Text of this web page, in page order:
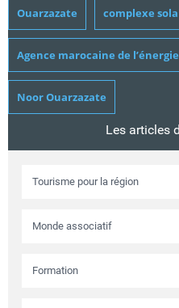
Ouarzazate complexe
Agence marocaine de l’énergie
Noor Ouarzazate
Les articles
Tourisme pour la région
Monde associatif
Formation